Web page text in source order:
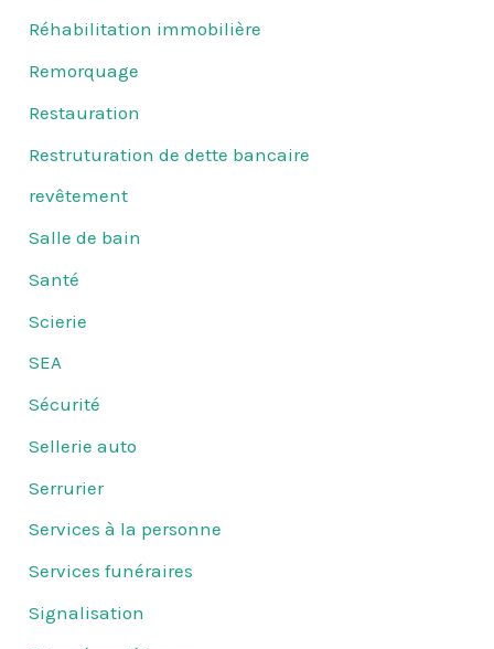
Réhabilitation immobilière
Remorquage
Restauration
Restruturation de dette bancaire
revêtement
Salle de bain
Santé
Scierie
SEA
Sécurité
Sellerie auto
Serrurier
Services à la personne
Services funéraires
Signalisation